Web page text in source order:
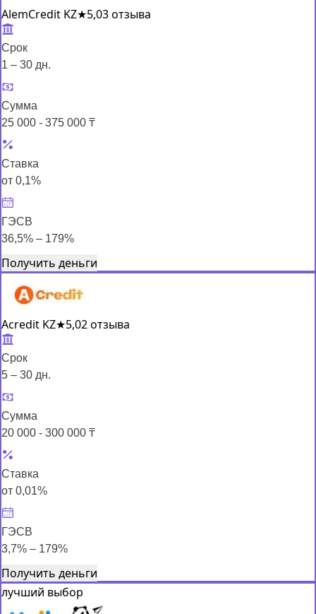
AlemCredit KZ★5,03 отзыва
Срок
1 – 30 дн.
Сумма
25 000 - 375 000 ₸
Ставка
от 0,1%
ГЭСВ
36,5% – 179%
Получить деньги
Acredit KZ★5,02 отзыва
Срок
5 – 30 дн.
Сумма
20 000 - 300 000 ₸
Ставка
от 0,01%
ГЭСВ
3,7% – 179%
Получить деньги
лучший выбор